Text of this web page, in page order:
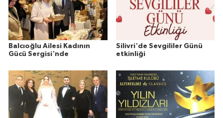
Balcıoğlu Ailesi Kadının
Gücü Sergisi'nde
Silivri'de Sevgililer Günü
etkinliği